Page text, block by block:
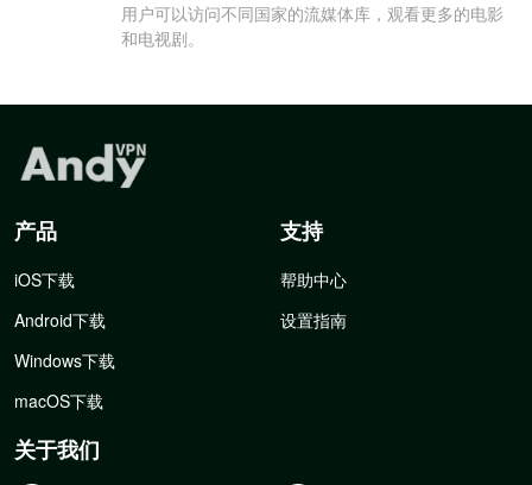
用户可以访问不同国家的流媒体库，观看更多的电影
和电视剧。
产品
iOS下载
Android下载
Windows下载
macOS下载
支持
帮助中心
设置指南
关于我们